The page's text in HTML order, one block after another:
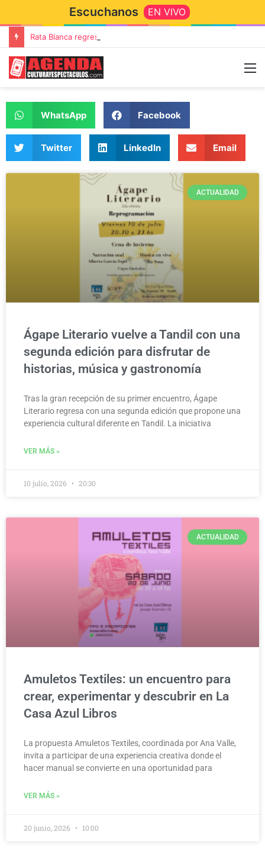
Escuchanos EN VIVO
WhatsApp Facebook
Twitter LinkedIn Email
ACTUALIDAD
Ágape Literario vuelve a Tandil con una
segunda edición para disfrutar de
historias, música y gastronomía
Tras la gran recepción de su primer encuentro, Ágape
Literario regresa con una segunda edición que propone una
experiencia cultural diferente en Tandil. La iniciativa
VER MÁS »
10 julio, 2026 20:30
ACTUALIDAD
Amuletos Textiles: un encuentro para
crear, experimentar y descubrir en La
Casa Azul Libros
La propuesta Amuletos Textiles, coordinada por Ana Valle,
invita a participar de una experiencia creativa donde el
hacer manual se convierte en una oportunidad para
VER MÁS »
20 junio, 2026 10:00